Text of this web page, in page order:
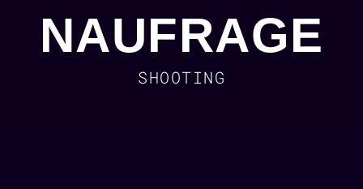
NAUFRAGE
SHOOTING